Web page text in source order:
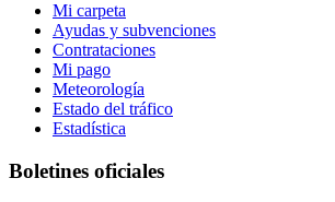
Mi carpeta
Ayudas y subvenciones
Contrataciones
Mi pago
Meteorología
Estado del tráfico
Estadística
Boletines oficiales